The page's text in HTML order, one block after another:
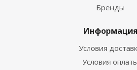
Бренды
Информация
Условия
Условия